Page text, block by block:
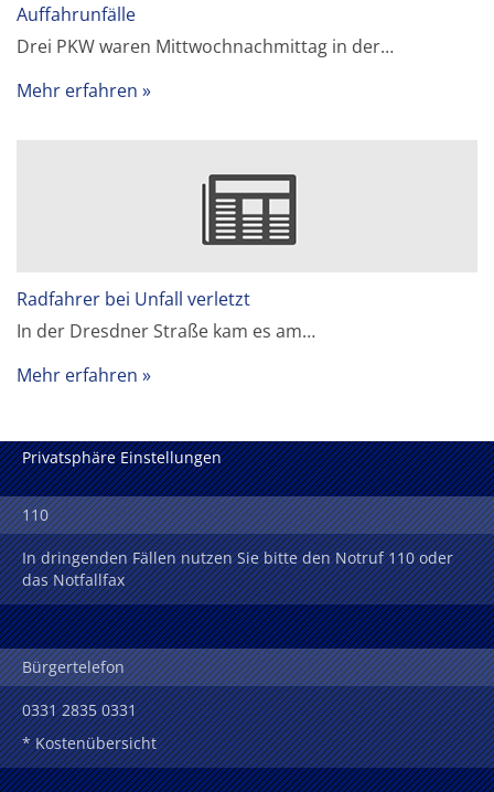
Auffahrunfälle
Drei PKW waren Mittwochnachmittag in der…
Mehr erfahren
Radfahrer bei Unfall verletzt
In der Dresdner Straße kam es am…
Mehr erfahren
Privatsphäre Einstellungen
110
In dringenden Fällen nutzen Sie bitte den Notruf 110 oder
das Notfallfax
Bürgertelefon
0331 2835 0331
* Kostenübersicht